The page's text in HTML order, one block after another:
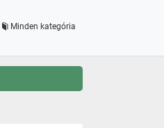
Minden kategória